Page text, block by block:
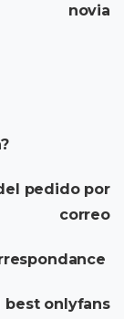
novia
pedido por
correo
best onlyfans